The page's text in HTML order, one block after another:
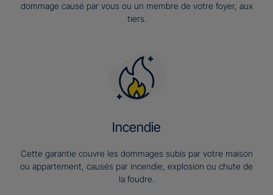
dommage causé par vous ou un membre de votre foyer, aux
tiers.
Incendie
Cette garantie couvre les dommages subis par votre maison
ou appartement, causés par incendie, explosion ou chute de
la foudre.